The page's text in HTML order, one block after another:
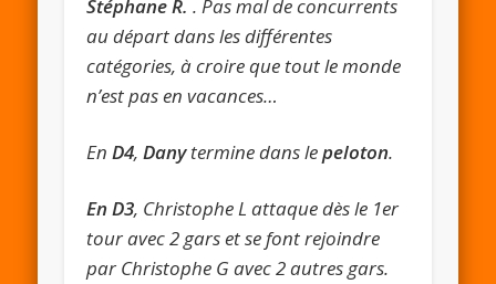
Stéphane R. . Pas mal de concurrents
au départ dans les différentes
catégories, à croire que tout le monde
n’est pas en vacances…
EnD4,Danytermine dans lepeloton.
En D3, Christophe L attaque dès le 1er
tour avec 2 gars et se font rejoindre
par Christophe G avec 2 autres gars.